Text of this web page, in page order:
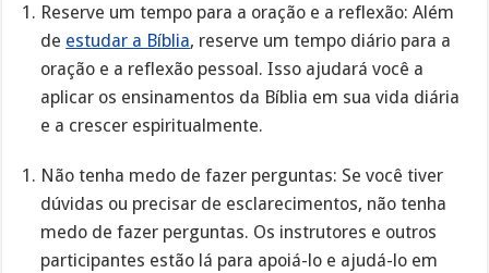
Reserve um tempo para a oração e a reflexão: Além
de estudar a Bíblia, reserve um tempo diário para a
oração e a reflexão pessoal. Isso ajudará você a
aplicar os ensinamentos da Bíblia em sua vida diária
e a crescer espiritualmente.
Não tenha medo de fazer perguntas: Se você tiver
dúvidas ou precisar de esclarecimentos, não tenha
medo de fazer perguntas. Os instrutores e outros
participantes estão lá para apoiá-lo e ajudá-lo em